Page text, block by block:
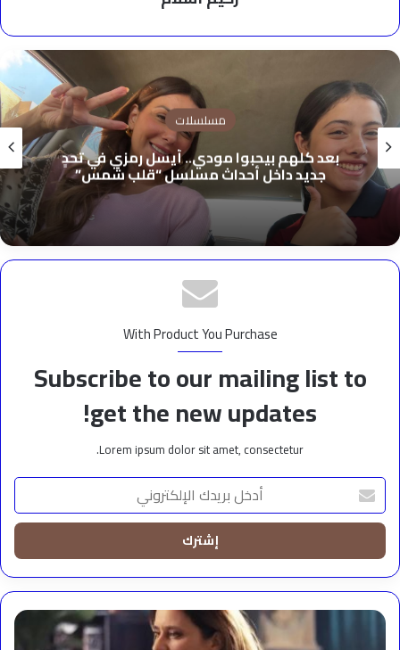
مسلسلات
بعد كلهم بيحبوا مودي.. أيسل رمزي في تحدٍ
جديد داخل أحداث مسلسل “قلب شمس”
With Product You Purchase
Subscribe to our mailing list to
get the new updates!
Lorem ipsum dolor sit amet, consectetur.
أدخل
بريدك
الإلكتروني
الحلقة